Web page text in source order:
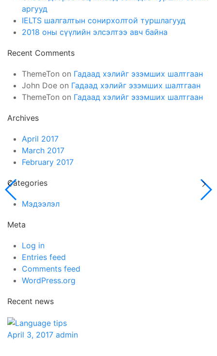
аргууд
IELTS шалгалтын сонирхолтой туршлагууд
2018 оны сүүлийн элсэлтээ авч байна
Recent Comments
ThemeTon on Гадаад хэлийг эзэмших шалтгаан
John Doe on Гадаад хэлийг эзэмших шалтгаан
ThemeTon on Гадаад хэлийг эзэмших шалтгаан
Archives
April 2017
March 2017
February 2017
Categories
Мэдээлэл
Meta
Log in
Entries feed
Comments feed
WordPress.org
Recent news
April 3, 2017 admin